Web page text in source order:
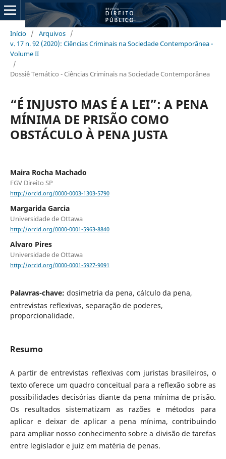
Início / Arquivos /
v. 17 n. 92 (2020): Ciências Criminais na Sociedade Contemporânea -
Volume II
/
Dossiê Temático - Ciências Criminais na Sociedade Contemporânea
“É INJUSTO MAS É A LEI”: A PENA
MÍNIMA DE PRISÃO COMO
OBSTÁCULO À PENA JUSTA
Maira Rocha Machado
FGV Direito SP
http://orcid.org/0000-0003-1303-5790
Margarida Garcia
Universidade de Ottawa
http://orcid.org/0000-0001-5963-8840
Alvaro Pires
Universidade de Ottawa
http://orcid.org/0000-0001-5927-9091
Palavras-chave: dosimetria da pena, cálculo da pena,
entrevistas reflexivas, separação de poderes,
proporcionalidade.
Resumo
A partir de entrevistas reflexivas com juristas brasileiros, o
texto oferece um quadro conceitual para a reflexão sobre as
possibilidades decisórias diante da pena mínima de prisão.
Os resultados sistematizam as razões e métodos para
aplicar e deixar de aplicar a pena mínima, contribuindo
para ampliar nosso conhecimento sobre a divisão de tarefas
entre legislador e juiz em matéria de penas.